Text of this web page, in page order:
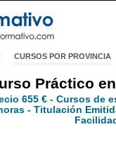
CURSOS POR PROVINCIA
Práctico
655 € - Cursos de
- Titulación